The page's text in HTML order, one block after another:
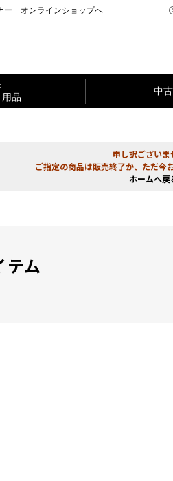
ー オンラインショップへ
品
中
申し訳ございま
ご指定の商品は販売終了か、ただ今
ホームへ戻
テム